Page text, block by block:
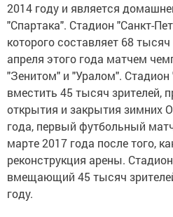
2014 году и является
"Спартака". Стадион "Санкт-
которого составляет 68
апреля этого года матчем
"Зенитом" и "Уралом".
вместить 45 тысяч зрителей,
открытия и закрытия зимних
года, первый футбольный
марте 2017 года после того,
реконструкция арены.
вмещающий 45 тысяч
году.